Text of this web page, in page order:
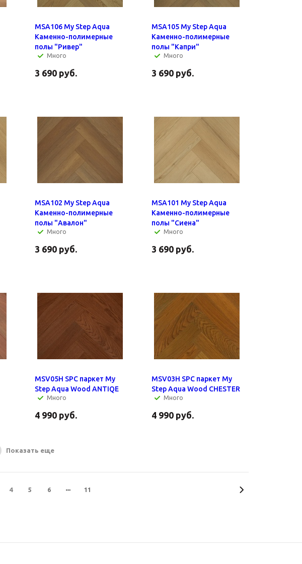
MSA106 My Step Aqua
Каменно-полимерные
полы "Ривер"
Много
3 690 руб.
MSA105 My Step Aqua
Каменно-полимерные
полы "Капри"
Много
3 690руб.
MSA102 My Step Aqua
Каменно-полимерные
полы "Авалон"
Много
3 690 руб.
MSA101 My Step Aqua
Каменно-полимерные
полы "Сиена"
Много
3 690руб.
MSV05H SPC паркет My
Step Aqua Wood ANTIQE
Много
4 990 руб.
MSV03H SPC паркет My
Step Aqua Wood CHESTER
Много
4 990руб.
Показать еще
4 5 6 11